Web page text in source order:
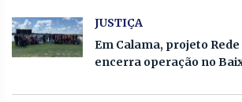
JUSTIÇA
Em Calama, projeto
encerra operação no